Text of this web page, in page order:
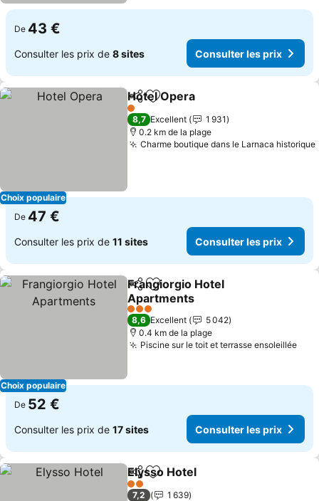
De 43 €
Consulter les prix de 8 sites Consulter les prix
Choix populaire
PartagerAjouter à mes favoris
Hotel Opera
1 Étoiles
8,7 Excellent
1 931
0.2 km de la plage
Charme boutique dans le Larnaca historique
De 47 €
Consulter les prix de 11 sites Consulter les prix
Choix populaire
PartagerAjouter à mes favoris
Frangiorgio Hotel
Apartments
3 Étoiles
8,6 Excellent
5 042
0.4 km de la plage
Piscine sur le toit et terrasse ensoleillée
De 52 €
Consulter les prix de 17 sites Consulter les prix
PartagerAjouter à mes favoris
Elysso Hotel
2 Étoiles
7,2
1 639